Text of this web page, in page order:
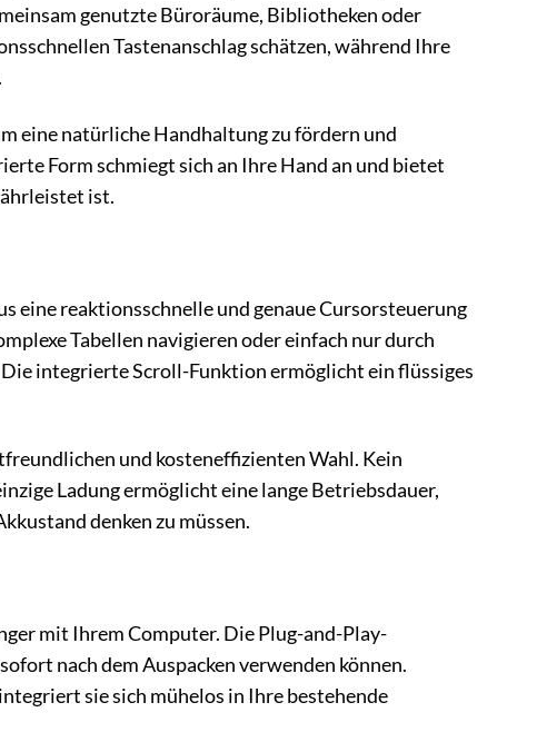
genutzte Büroräume, Bibliotheken oder
Tastenanschlag schätzen, während Ihre
eine natürliche Handhaltung zu fördern und
Form schmiegt sich an Ihre Hand an und bietet
ist.
eine reaktionsschnelle und genaue Cursorsteuerung
Tabellen navigieren oder einfach nur durch
integrierte Scroll-Funktion ermöglicht ein flüssiges
und kosteneffizienten Wahl. Kein
Ladung ermöglicht eine lange Betriebsdauer,
denken zu müssen.
mit Ihrem Computer. Die Plug-and-Play-
nach dem Auspacken verwenden können.
sie sich mühelos in Ihre bestehende